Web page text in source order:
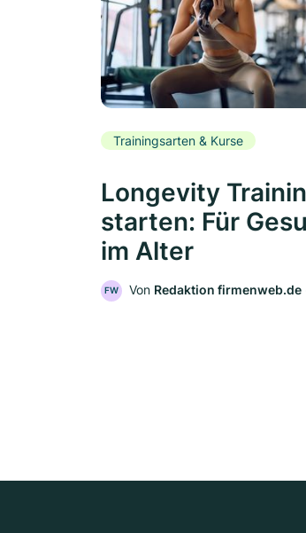
Trainingsarten & Kurse
Longevity
starten: Für
im Alter
FW Von Redaktion firmenweb.de